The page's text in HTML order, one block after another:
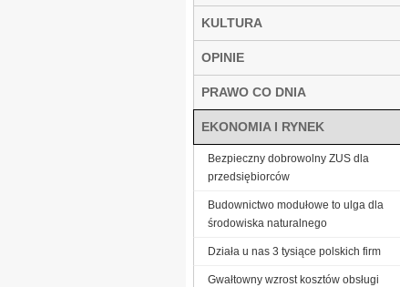
KULTURA
OPINIE
PRAWO CO DNIA
EKONOMIA I RYNEK
Bezpieczny dobrowolny ZUS dla
przedsiębiorców
Budownictwo modułowe to ulga dla
środowiska naturalnego
Działa u nas 3 tysiące polskich firm
Gwałtowny wzrost kosztów obsługi